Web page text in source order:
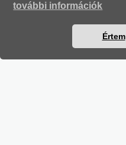
további információk
Értem